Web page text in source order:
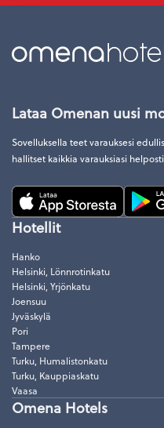
Lataa Omenan uusi
Sovelluksella teet varauksesi
hallitset kaikkia varauksiasi
Hotellit
Hanko
Helsinki, Lönnrotinkatu
Helsinki, Yrjönkatu
Joensuu
Jyväskylä
Pori
Tampere
Turku, Humalistonkatu
Turku, Kauppiaskatu
Vaasa
Omena Hotels